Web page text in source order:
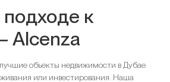
1
к
Alcenza
объекты недвижимости в Дубае
или инвестирования. Наша